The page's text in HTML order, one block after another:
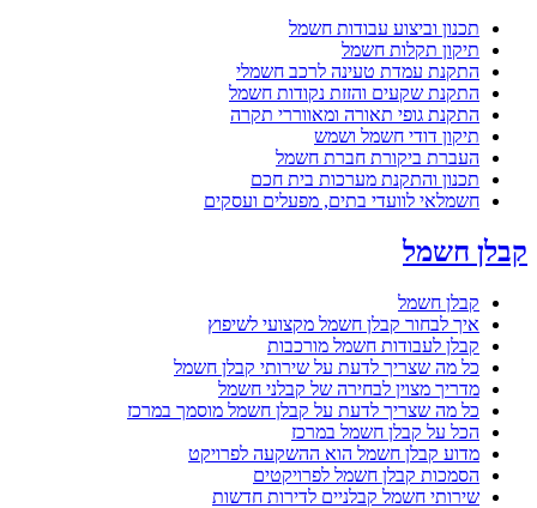
תכנון וביצוע עבודות חשמל
תיקון תקלות חשמל
התקנת עמדת טעינה לרכב חשמלי
התקנת שקעים והזזת נקודות חשמל
התקנת גופי תאורה ומאווררי תקרה
תיקון דודי חשמל ושמש
העברת ביקורת חברת חשמל
תכנון והתקנת מערכות בית חכם
חשמלאי לוועדי בתים, מפעלים ועסקים
קבלן חשמל
קבלן חשמל
איך לבחור קבלן חשמל מקצועי לשיפוץ
קבלן לעבודות חשמל מורכבות
כל מה שצריך לדעת על שירותי קבלן חשמל
מדריך מצוין לבחירה של קבלני חשמל
כל מה שצריך לדעת על קבלן חשמל מוסמך במרכז
הכל על קבלן חשמל במרכז
מדוע קבלן חשמל הוא ההשקעה לפרויקט
הסמכות קבלן חשמל לפרויקטים
שירותי חשמל קבלניים לדירות חדשות